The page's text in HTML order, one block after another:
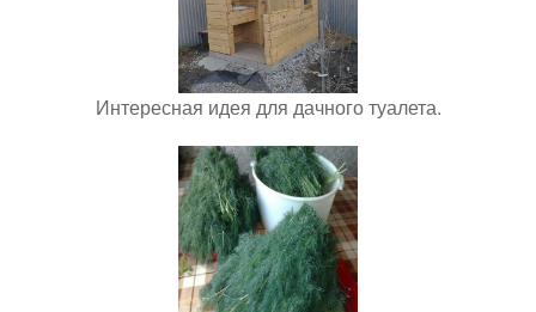
Интересная идея для дачного туалета.